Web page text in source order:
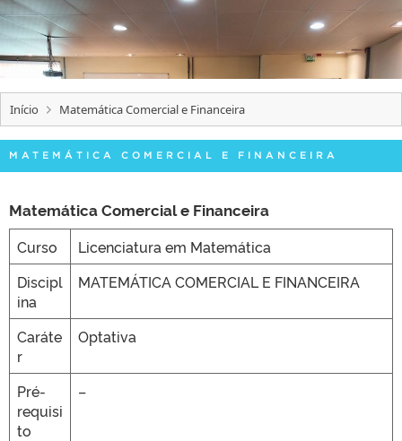
EDITAIS
INTERNACIONAL
OUVIDORIA
PORTARIAS
TELEFONES
CLMN2025
Início Matemática Comercial e Financeira
MATEMÁTICA COMERCIAL E FINANCEIRA
Matemática Comercial e Financeira
Curso
Licenciatura em Matemática
Discipl
ina
MATEMÁTICA COMERCIAL E FINANCEIRA
Caráte
r
Optativa
Pré-
requisi
to
–